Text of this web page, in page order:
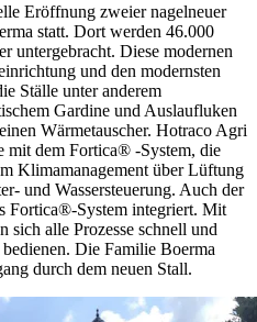
Eröffnung zweier nagelneuer
statt. Dort werden 46.000
untergebracht. Diese modernen
und den modernsten
Ställe unter anderem
Gardine und Auslaufluken
Wärmetauscher. Hotraco Agri
mit dem Fortica® -System, die
Klimamanagement über Lüftung
und Wassersteuerung. Auch der
Fortica®-System integriert. Mit
sich alle Prozesse schnell und
Die Familie Boerma
durch dem neuen Stall.